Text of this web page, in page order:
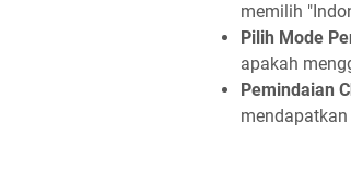
memilih
Pilih Mode
apakah
Pemindaian